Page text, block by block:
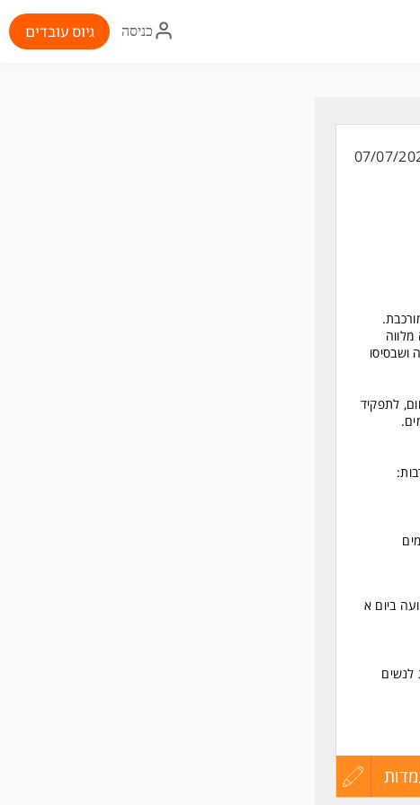
איקון
התחברות
כניסה גיוס עובדים
07/07/
טראומה מורכבת.
ושבסיסו
לתפקיד
ביום א
לנשים
הגשעדכון